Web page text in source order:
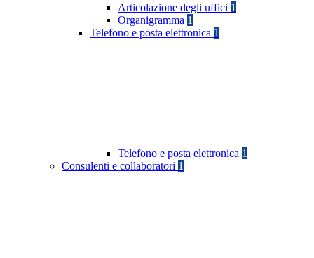
Articolazione degli uffici 1
Organigramma 1
Telefono e posta elettronica 1
Telefono e posta elettronica 1
Consulenti e collaboratori 1